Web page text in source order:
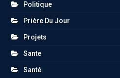
Politique
Prière Du Jour
Projets
Sante
Santé